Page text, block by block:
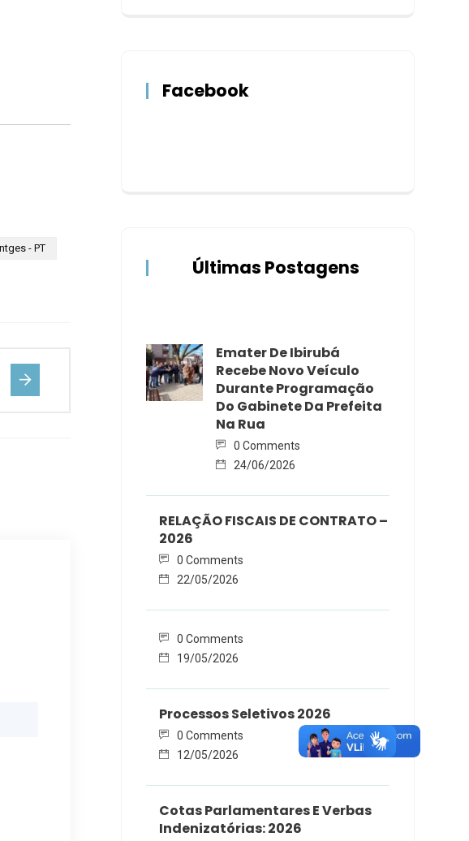
- PT
Facebook
Últimas Postagens
Emater De Ibirubá
Recebe Novo Veículo
Durante Programação
Do Gabinete Da Prefeita
Na Rua
0 Comments
24/06/2026
RELAÇÃO FISCAIS DE CONTRATO –
2026
0 Comments
22/05/2026
0 Comments
19/05/2026
Processos Seletivos 2026
0 Comments
12/05/2026
Cotas Parlamentares E Verbas
Indenizatórias: 2026